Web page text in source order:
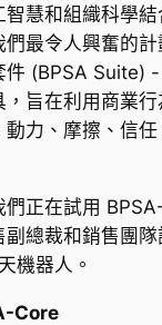
智慧和組織科學
們最令人興奮的
件 (BPSA Suite)
，旨在利用商業
動力、摩擦、信
們正在試用
總裁和銷售團
機器人。
Core